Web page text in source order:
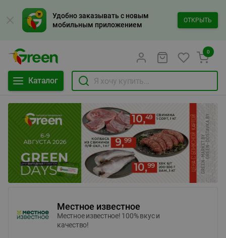
Удобно заказывать с новым
мобильным приложением
ОТКРЫТЬ
Каталог
0
Местное известное
Местное известное! 100% вкус и
качество!